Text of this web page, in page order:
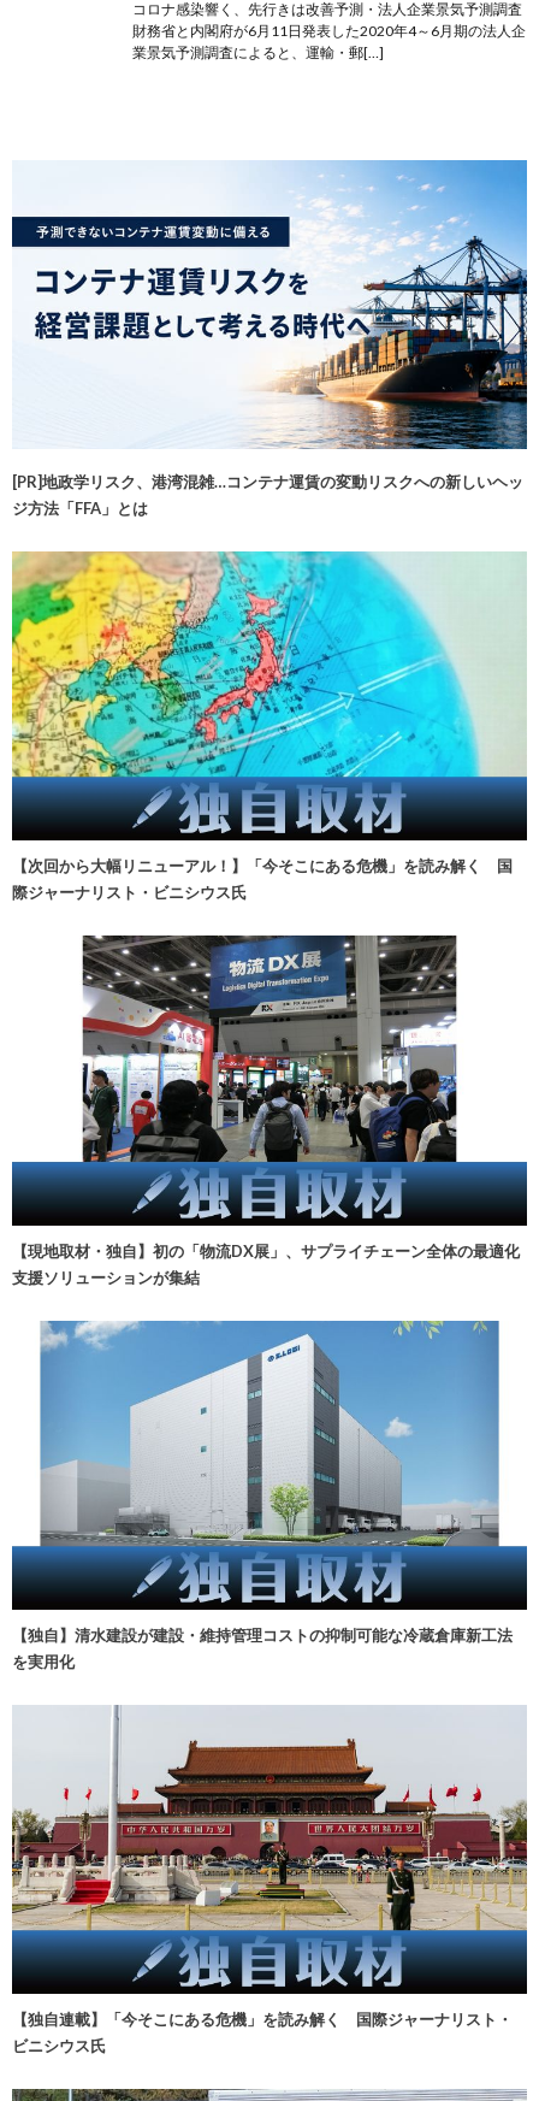
コロナ感染響く、先行きは改善予測・法人企業景気予測調査
財務省と内閣府が6月11日発表した2020年4～6月期の法人企
業景気予測調査によると、運輸・郵[…]
[PR]地政学リスク、港湾混雑…コンテナ運賃の変動リスクへの新しいヘッ
ジ方法「FFA」とは
【次回から大幅リニューアル！】「今そこにある危機」を読み解く 国
際ジャーナリスト・ビニシウス氏
【現地取材・独自】初の「物流DX展」、サプライチェーン全体の最適化
支援ソリューションが集結
【独自】清水建設が建設・維持管理コストの抑制可能な冷蔵倉庫新工法
を実用化
【独自連載】「今そこにある危機」を読み解く 国際ジャーナリスト・
ビニシウス氏